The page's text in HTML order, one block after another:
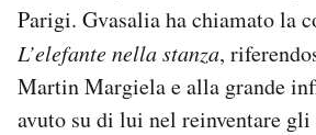
Parigi. Gvasalia ha chiamato la
L’elefante nella stanza,
Martin Margiela e alla grande
avuto su di lui nel reinventare gli